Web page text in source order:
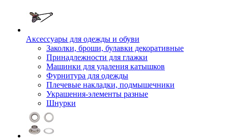
Аксессуары для одежды и обуви
Заколки, броши, булавки декоративные
Принадлежности для глажки
Машинки для удаления катышков
Фурнитура для одежды
Плечевые накладки, подмышечники
Украшения-элементы разные
Шнурки